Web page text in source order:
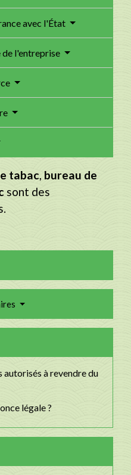
avec l'État
l'entreprise
tabac, bureau de
sont des
autorisés à revendre du
légale ?